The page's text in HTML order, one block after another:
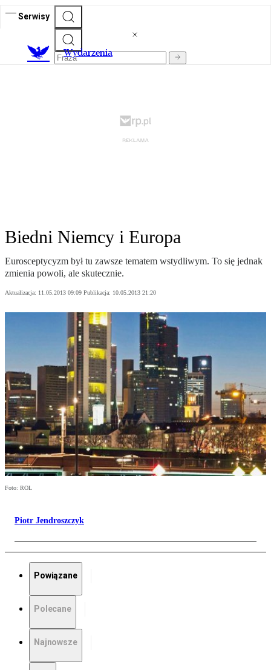
Serwisy
Wydarzenia
Biedni Niemcy i Europa
Eurosceptycyzm był tu zawsze tematem wstydliwym. To się jednak
zmienia powoli, ale skutecznie.
Aktualizacja: 11.05.2013 09:09 Publikacja: 10.05.2013 21:20
Foto: ROL
Piotr Jendroszczyk
Powiązane
Polecane
Najnowsze